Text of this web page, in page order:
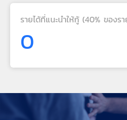
รายได้ที่แนะนำให้กู้ (40% ของร
0